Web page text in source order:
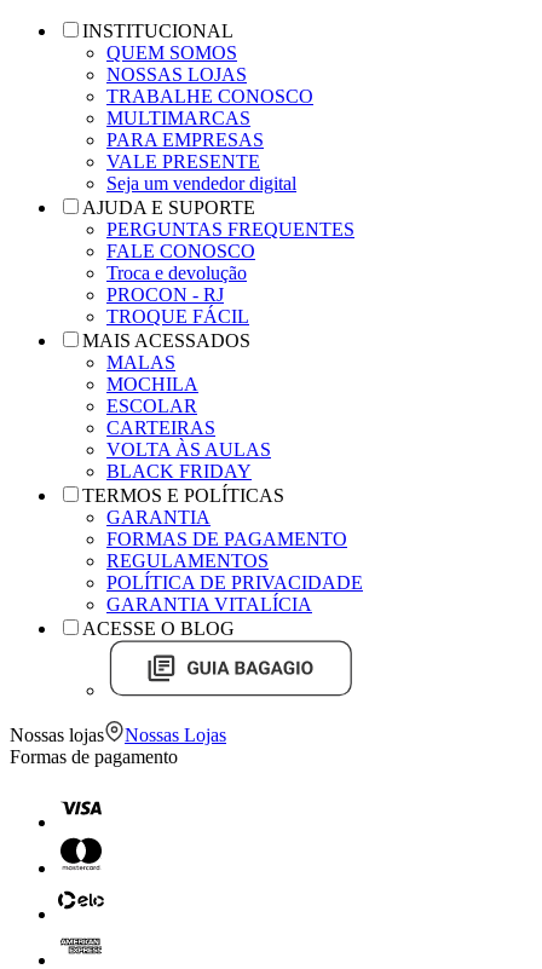
INSTITUCIONAL
QUEM SOMOS
NOSSAS LOJAS
TRABALHE CONOSCO
MULTIMARCAS
PARA EMPRESAS
VALE PRESENTE
Seja um vendedor digital
AJUDA E SUPORTE
PERGUNTAS FREQUENTES
FALE CONOSCO
Troca e devolução
PROCON - RJ
TROQUE FÁCIL
MAIS ACESSADOS
MALAS
MOCHILA
ESCOLAR
CARTEIRAS
VOLTA ÀS AULAS
BLACK FRIDAY
TERMOS E POLÍTICAS
GARANTIA
FORMAS DE PAGAMENTO
REGULAMENTOS
POLÍTICA DE PRIVACIDADE
GARANTIA VITALÍCIA
ACESSE O BLOG
Nossas lojas
Nossas Lojas
Formas de pagamento